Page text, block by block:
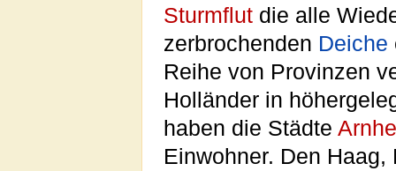
Sturmflut die alle
zerbrochenden Deiche
Reihe von Provinzen
Holländer in
haben die Städte
Einwohner. Den